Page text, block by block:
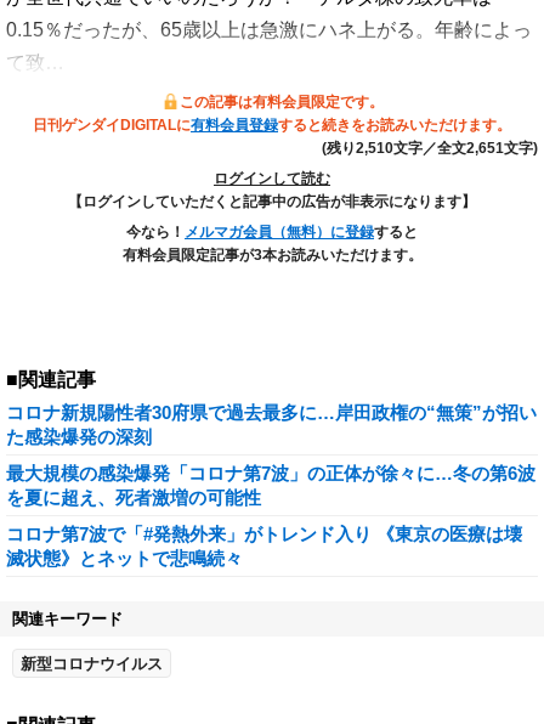
0.15％だったが、65歳以上は急激にハネ上がる。年齢によっ
て致…
この記事は有料会員限定です。
日刊ゲンダイDIGITALに有料会員登録すると続きをお読みいただけます。
(残り2,510文字／全文2,651文字)
ログインして読む
【ログインしていただくと記事中の広告が非表示になります】
今なら！ メルマガ会員（無料）に登録すると
有料会員限定記事が3本お読みいただけます。
■関連記事
コロナ新規陽性者30府県で過去最多に…岸田政権の“無策”が招い
た感染爆発の深刻
最大規模の感染爆発「コロナ第7波」の正体が徐々に…冬の第6波
を夏に超え、死者激増の可能性
コロナ第7波で「#発熱外来」がトレンド入り 《東京の医療は壊
滅状態》とネットで悲鳴続々
関連キーワード
新型コロナウイルス